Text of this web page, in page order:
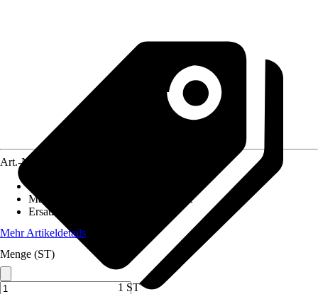
Art.-Nr.
Materialspezifizierung
Polycarbonat
Ersatzteil/Zubehör für
Mehr Artikeldetails
Menge (ST)
1 ST